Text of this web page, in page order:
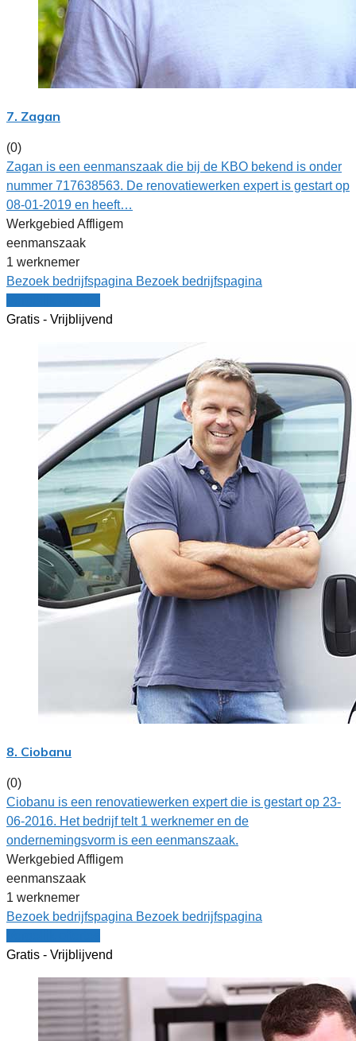
7. Zagan
(0)
Zagan is een eenmanszaak die bij de KBO bekend is onder
nummer 717638563. De renovatiewerken expert is gestart op
08-01-2019 en heeft…
Werkgebied Affligem
eenmanszaak
1 werknemer
Bezoek bedrijfspagina Bezoek bedrijfspagina
Gratis - Vrijblijvend
8. Ciobanu
(0)
Ciobanu is een renovatiewerken expert die is gestart op 23-
06-2016. Het bedrijf telt 1 werknemer en de
ondernemingsvorm is een eenmanszaak.
Werkgebied Affligem
eenmanszaak
1 werknemer
Bezoek bedrijfspagina Bezoek bedrijfspagina
Gratis - Vrijblijvend